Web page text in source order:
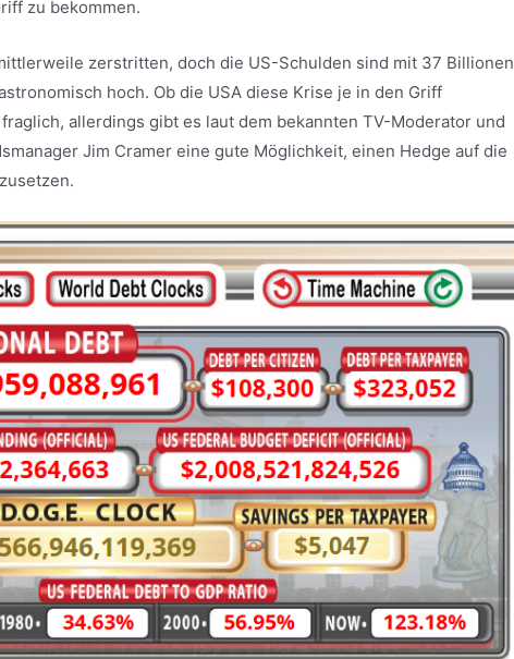
zu bekommen.
zerstritten, doch die US-Schulden sind mit 37 Billionen
hoch. Ob die USA diese Krise je in den Griff
allerdings gibt es laut dem bekannten TV-Moderator und
Jim Cramer eine gute Möglichkeit, einen Hedge auf die